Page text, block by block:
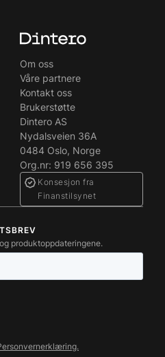
Om oss
Våre partnere
Kontakt oss
Brukerstøtte
Dintero AS
Nydalsveien 36A
0484 Oslo, Norge
Org.nr: 919 656 395
Konsesjon fra
Finanstilsynet
produktoppdateringene.